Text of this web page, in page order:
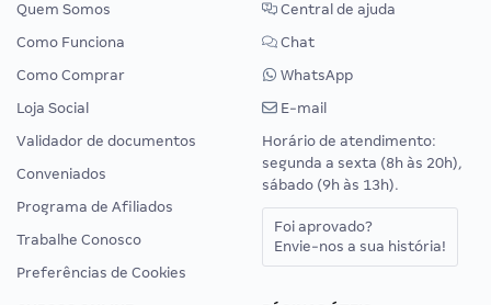
Quem Somos
Como Funciona
Como Comprar
Loja Social
Validador de documentos
Conveniados
Programa de Afiliados
Trabalhe Conosco
Preferências de Cookies
Central de ajuda
Chat
WhatsApp
E-mail
Horário de atendimento:
segunda a sexta (8h às 20h),
sábado (9h às 13h).
Foi aprovado?
Envie-nos a sua história!